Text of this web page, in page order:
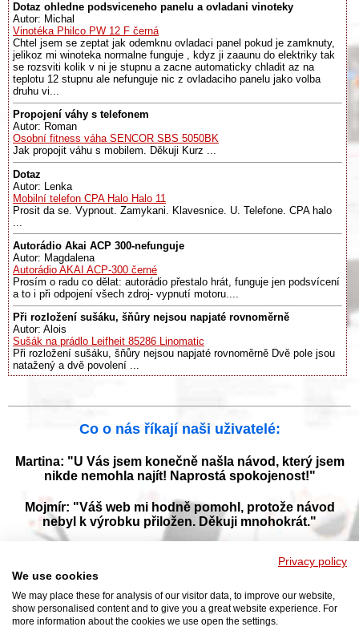
Dotaz ohledne podsviceneho panelu a ovladani vinoteky
Autor: Michal
Vinotéka Philco PW 12 F černá
Chtel jsem se zeptat jak odemknu ovladaci panel pokud je zamknuty,
jelikoz mi winoteka normalne funguje , kdyz ji zaaunu do elektriky tak
se rozsviti kolik v ni je stupnu a zacne automaticky chladit az na
teplotu 12 stupnu ale nefunguje nic z ovladaciho panelu jako volba
druhu vi...
Propojení váhy s telefonem
Autor: Roman
Osobní fitness váha SENCOR SBS 5050BK
Jak propojit váhu s mobilem. Děkuji Kurz ...
Dotaz
Autor: Lenka
Mobilní telefon CPA Halo Halo 11
Prosit da se. Vypnout. Zamykani. Klavesnice. U. Telefone. CPA halo
Autorádio Akai ACP 300-nefunguje
Autor: Magdalena
Autorádio AKAI ACP-300 černé
Prosím o radu co dělat: autorádio přestalo hrát, funguje jen podsvícení
a to i při odpojení všech zdroj- vypnutí motoru....
Při rozložení sušáku, šňůry nejsou napjaté rovnoměrně
Autor: Alois
Sušák na prádlo Leifheit 85286 Linomatic
Při rozložení sušáku, šňůry nejsou napjaté rovnoměrně Dvě pole jsou
natažený a dvě povolení ...
Co o nás říkají naši uživatelé:
Martina: "U Vás jsem konečně našla návod, který jsem
nikde nemohla najít! Naprostá spokojenost!"
Mojmír: "Váš web mi hodně pomohl, protože návod
nebyl k výrobku přiložen. Děkuji mnohokrát."
Prohlížejte návody k obsluze v češtine v naší online knihovně, manuály a
Privacy policy
We use cookies
We may place these for analysis of our visitor data, to improve our website,
show personalised content and to give you a great website experience. For
more information about the cookies we use open the settings.